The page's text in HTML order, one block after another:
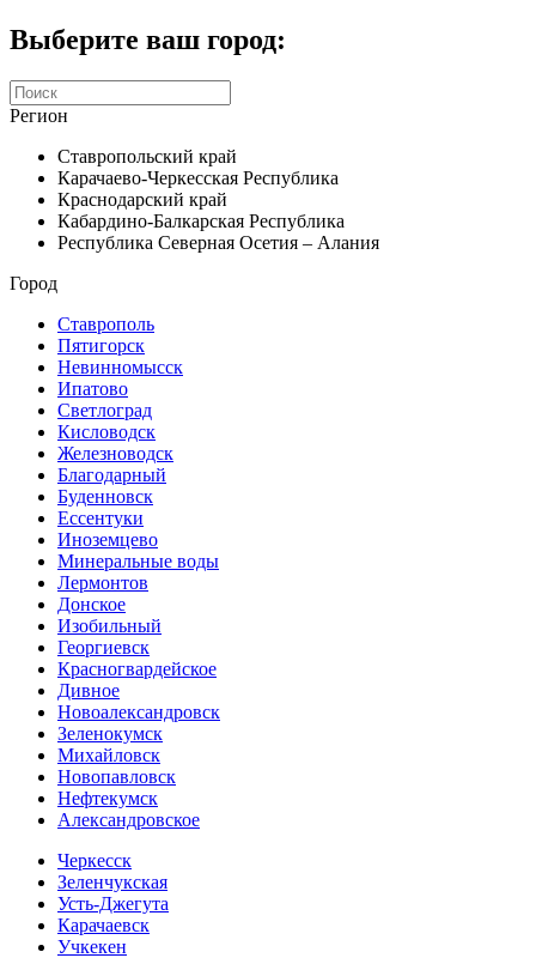
Выберите ваш город:
Регион
Ставропольский край
Карачаево-Черкесская Республика
Краснодарский край
Кабардино-Балкарская Республика
Республика Северная Осетия – Алания
Город
Ставрополь
Пятигорск
Невинномысск
Ипатово
Светлоград
Кисловодск
Железноводск
Благодарный
Буденновск
Ессентуки
Иноземцево
Минеральные воды
Лермонтов
Донское
Изобильный
Георгиевск
Красногвардейское
Дивное
Новоалександровск
Зеленокумск
Михайловск
Новопавловск
Нефтекумск
Александровское
Черкесск
Зеленчукская
Усть-Джегута
Карачаевск
Учкекен